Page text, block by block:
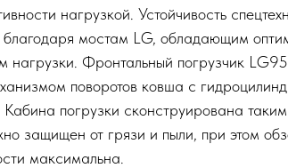
нагрузкой. Устойчивость
благодаря мостам LG, обладающим
нагрузки. Фронтальный погрузчик
поворотов ковша с
погрузки сконструирована
защищен от грязи и пыли, при этом
максимальна.